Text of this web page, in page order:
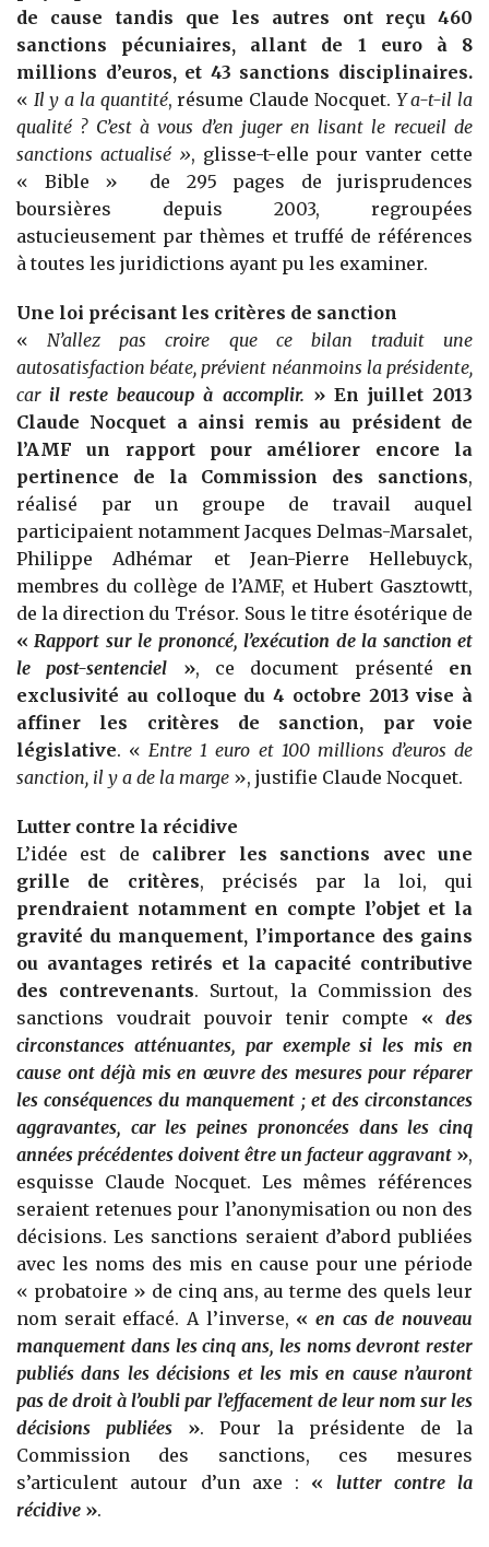
de cause tandis que les autres ont reçu 460
sanctions pécuniaires, allant de 1 euro à 8
millions d’euros, et 43 sanctions disciplinaires.
« Il y a la quantité, résume Claude Nocquet. Y a-t-il la
qualité ? C’est à vous d’en juger en lisant le recueil de
sanctions actualisé », glisse-t-elle pour vanter cette
« Bible » de 295 pages de jurisprudences
boursières depuis 2003, regroupées
astucieusement par thèmes et truffé de références
à toutes les juridictions ayant pu les examiner.
Une loi précisant les critères de sanction
«N’allez pas croire que ce bilan traduit une
autosatisfaction béate, prévient néanmoins la présidente,
car il reste beaucoup à accomplir. » En juillet 2013
Claude Nocquet a ainsi remis au président de
l’AMF un rapport pour améliorer encore la
pertinence de la Commission des sanctions,
réalisé par un groupe de travail auquel
participaient notamment Jacques Delmas-Marsalet,
Philippe Adhémar et Jean-Pierre Hellebuyck,
membres du collège de l’AMF, et Hubert Gasztowtt,
de la direction du Trésor. Sous le titre ésotérique de
«Rapport sur le prononcé, l’exécution de la sanction et
le post-sentenciel », ce document présenté en
exclusivité au colloque du 4 octobre 2013 vise à
affiner les critères de sanction, par voie
législative. «Entre 1 euro et 100 millions d’euros de
sanction, il y a de la marge », justifie Claude Nocquet.
Lutter contre la récidive
L’idée est de calibrer les sanctions avec une
grille de critères, précisés par la loi, qui
prendraient notamment en compte l’objet et la
gravité du manquement, l’importance des gains
ou avantages retirés et la capacité contributive
des contrevenants. Surtout, la Commission des
sanctions voudrait pouvoir tenir compte « des
circonstances atténuantes, par exemple si les mis en
cause ont déjà mis en œuvre des mesures pour réparer
les conséquences du manquement ; et des circonstances
aggravantes, car les peines prononcées dans les cinq
années précédentes doivent être un facteur aggravant »,
esquisse Claude Nocquet. Les mêmes références
seraient retenues pour l’anonymisation ou non des
décisions. Les sanctions seraient d’abord publiées
avec les noms des mis en cause pour une période
« probatoire » de cinq ans, au terme des quels leur
nom serait effacé. A l’inverse, «en cas de nouveau
manquement dans les cinq ans, les noms devront rester
publiés dans les décisions et les mis en cause n’auront
pas de droit à l’oubli par l’effacement de leur nom sur les
décisions publiées ». Pour la présidente de la
Commission des sanctions, ces mesures
s’articulent autour d’un axe : « lutter contre la
récidive ».